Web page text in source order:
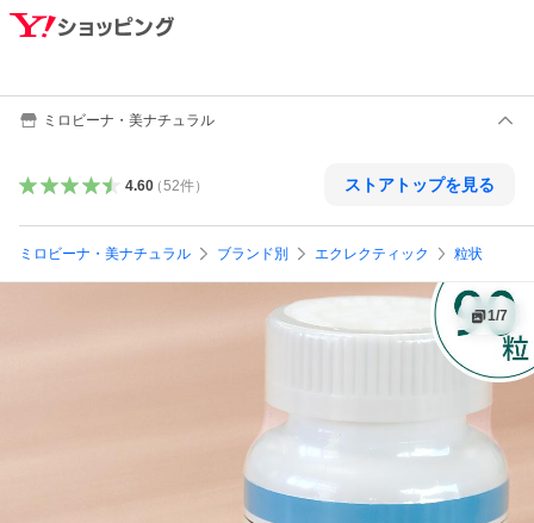
ミロビーナ・美ナチュラル
4.60（52件） ストアトップを見る
ミロビーナ・美ナチュラル ブランド別 エクレクティック 粒状
1/7